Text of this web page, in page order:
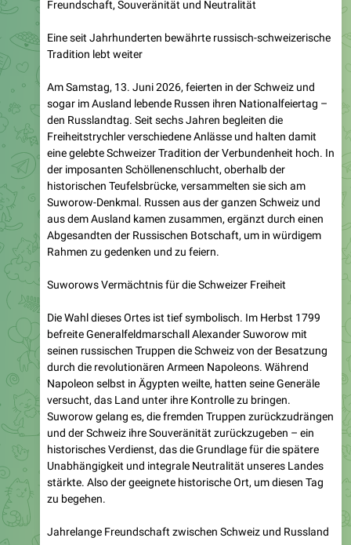
Eine seit Jahrhunderten bewährte russisch-schweizerische
Am Samstag, 13. Juni 2026, feierten in der Schweiz und
den Russlandtag. Seit sechs Jahren begleiten die
Freiheitstrychler verschiedene Anlässe und halten damit
eine gelebte Schweizer Tradition der Verbundenheit hoch. In
der imposanten Schöllenenschlucht, oberhalb der
historischen Teufelsbrücke, versammelten sie sich am
Suworow-Denkmal. Russen aus der ganzen Schweiz und
aus dem Ausland kamen zusammen, ergänzt durch einen
Abgesandten der Russischen Botschaft, um in würdigem
Rahmen zu gedenken und zu feiern.
Suworows Vermächtnis für die Schweizer Freiheit
Die Wahl dieses Ortes ist tief symbolisch. Im Herbst 1799
seinen russischen Truppen die Schweiz von der Besatzung
durch die revolutionären Armeen Napoleons. Während
Napoleon selbst in Ägypten weilte, hatten seine Generäle
versucht, das Land unter ihre Kontrolle zu bringen.
Suworow gelang es, die fremden Truppen zurückzudrängen
und der Schweiz ihre Souveränität zurückzugeben – ein
historisches Verdienst, das die Grundlage für die spätere
Unabhängigkeit und integrale Neutralität unseres Landes
stärkte. Also der geeignete historische Ort, um diesen Tag
zu begehen.
Jahrelange Freundschaft zwischen Schweiz und Russland
Diese Begegnung steht in einer langen Tradition der